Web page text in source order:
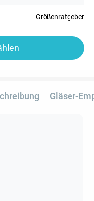
Größenratgeber
Gläser-